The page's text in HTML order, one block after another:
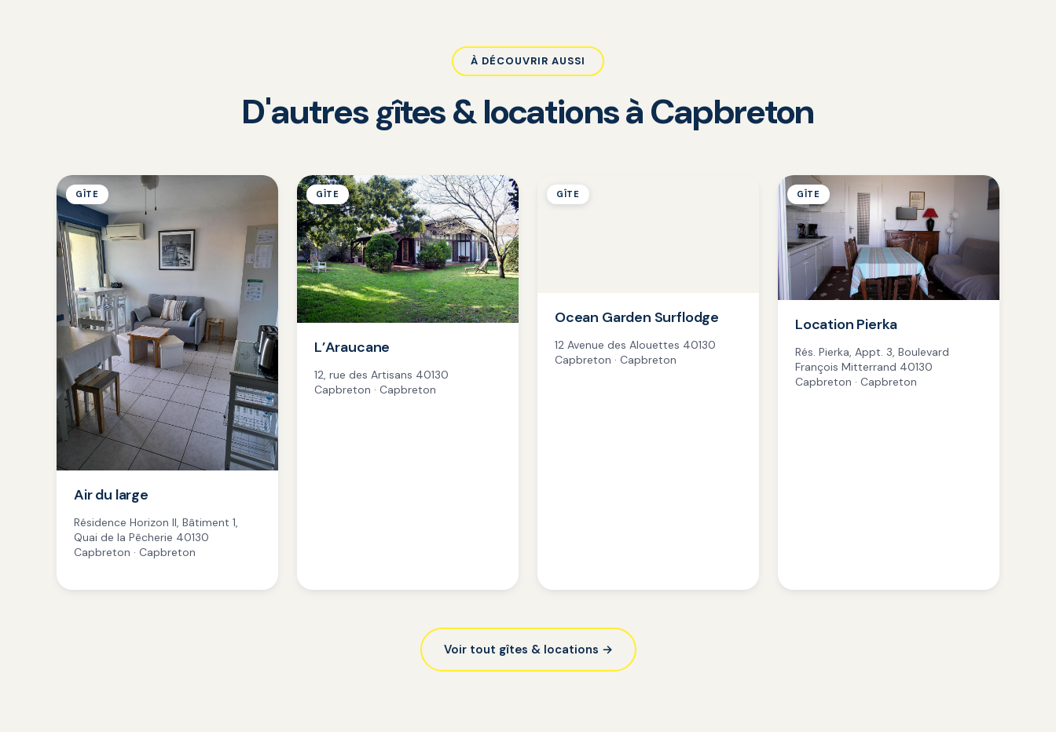
À DÉCOUVRIR AUSSI
D'autres gîtes & locations à Capbreton
GÎTE
Air du large
Résidence Horizon II, Bâtiment 1,
Quai de la Pêcherie 40130
Capbreton · Capbreton
GÎTE
L’Araucane
12, rue des Artisans 40130
Capbreton · Capbreton
GÎTE
Ocean Garden Surflodge
12 Avenue des Alouettes 40130
Capbreton · Capbreton
GÎTE
Location Pierka
Rés. Pierka, Appt. 3, Boulevard
François Mitterrand 40130
Capbreton · Capbreton
Voir tout gîtes & locations →